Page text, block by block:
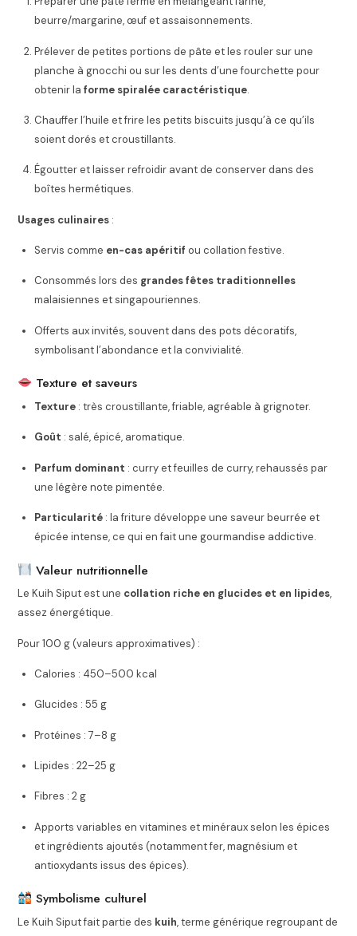
beurre/margarine, œuf et assaisonnements.
Prélever de petites portions de pâte et les rouler sur une
planche à gnocchi ou sur les dents d’une fourchette pour
obtenir laforme spiralée caractéristique.
Chauffer l’huile et frire les petits biscuits jusqu’à ce qu’ils
soient dorés et croustillants.
Égoutter et laisser refroidir avant de conserver dans des
boîtes hermétiques.
Usages culinaires :
Servis comme en-cas apéritif ou collation festive.
Consommés lors des grandes fêtes traditionnelles
malaisiennes et singapouriennes.
Offerts aux invités, souvent dans des pots décoratifs,
symbolisant l’abondance et la convivialité.
Texture et saveurs
Texture : très croustillante, friable, agréable à grignoter.
Goût : salé, épicé, aromatique.
Parfum dominant : curry et feuilles de curry, rehaussés par
une légère note pimentée.
Particularité : la friture développe une saveur beurrée et
épicée intense, ce qui en fait une gourmandise addictive.
Valeur nutritionnelle
Le Kuih Siput est une collation riche en glucides et en lipides,
assez énergétique.
Pour 100 g (valeurs approximatives) :
Calories : 450–500 kcal
Glucides : 55 g
Protéines : 7–8 g
Lipides : 22–25 g
Fibres : 2 g
Apports variables en vitamines et minéraux selon les épices
et ingrédients ajoutés (notamment fer, magnésium et
antioxydants issus des épices).
Symbolisme culturel
Le Kuih Siput fait partie des kuih, terme générique regroupant de